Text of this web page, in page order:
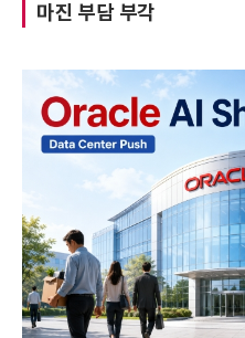
마진 부담 부각